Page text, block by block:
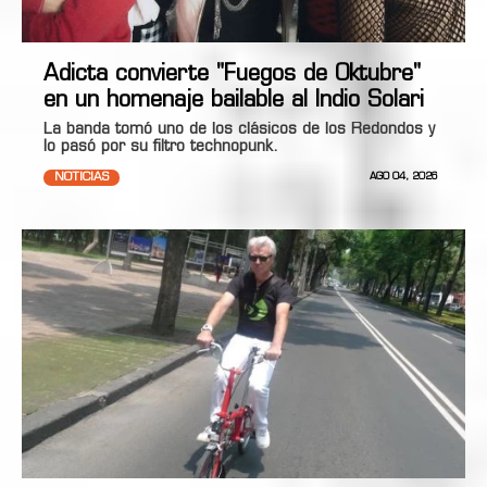
Adicta convierte "Fuegos de Oktubre"
en un homenaje bailable al Indio Solari
La banda tomó uno de los clásicos de los Redondos y
lo pasó por su filtro technopunk.
NOTICIAS AGO 04, 2026